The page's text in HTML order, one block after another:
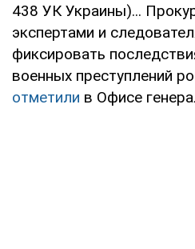
438 УК Украины)...
экспертами и
фиксировать
военных преступлений
отметили в Офисе